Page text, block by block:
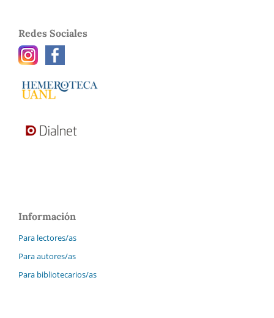
Redes Sociales
Información
Para lectores/as
Para autores/as
Para bibliotecarios/as